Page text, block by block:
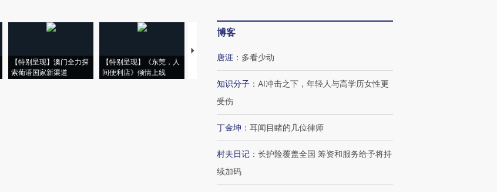
【特别呈现】澳门全力探
索葡语国家新渠道
【特别呈现】《东莞，人
间便利店》倾情上线
【推广】走进第四届链博
会，让数智科技“链”接产
有意思的生活方式·第三对
住三大增长引擎是什么？
博客
唐涯 ： 多看少动
知识分子 ： AI冲击之下，年轻人与高学历女性更
受伤
丁金坤 ： 耳闻目睹的几位律师
村夫日记 ： 长护险覆盖全国 筹资和服务给予将持
续加码